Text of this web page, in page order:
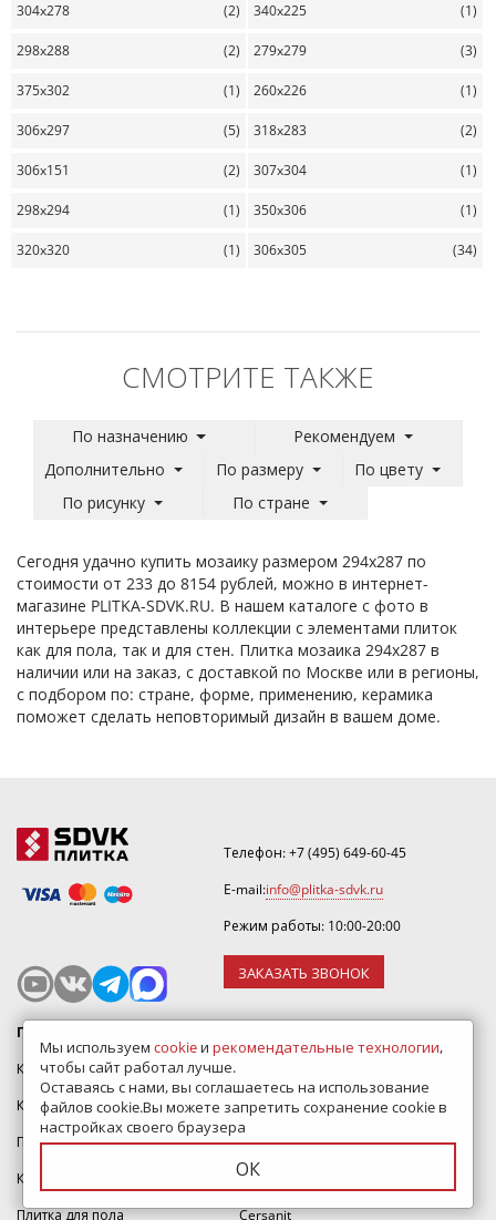
304x278 (2) 340x225 (1)
298x288 (2) 279x279 (3)
375x302 (1) 260x226 (1)
306x297 (5) 318x283 (2)
306x151 (2) 307x304 (1)
298x294 (1) 350x306 (1)
320x320 (1) 306x305 (34)
СМОТРИТЕ ТАКЖЕ
По назначению
Рекомендуем
Дополнительно
По размеру
По цвету
По рисунку
По стране
Сегодня удачно купить мозаику размером 294x287 по
стоимости от 233 до 8154 рублей, можно в интернет-
магазине PLITKA-SDVK.RU. В нашем каталоге с фото в
интерьере представлены коллекции с элементами плиток
как для пола, так и для стен. Плитка мозаика 294x287 в
наличии или на заказ, с доставкой по Москве или в регионы,
с подбором по: стране, форме, применению, керамика
поможет сделать неповторимый дизайн в вашем доме.
Телефон:+7 (495) 649-60-45
E-mail:info@plitka-sdvk.ru
Режим работы: 10:00-20:00
ЗАКАЗАТЬ ЗВОНОК
Плитки
Каталог плитки
Керамическая плитка
Плитка для ванной
Керамогранит
Плитка для пола
Italon
Laparet
Делакора
Cersanit
Мы используем cookieи рекомендательные технологии,
чтобы сайт работал лучше.
Оставаясь с нами, вы соглашаетесь на использование
файлов cookie.Вы можете запретить сохранение cookie в
настройках своего браузера
ОК